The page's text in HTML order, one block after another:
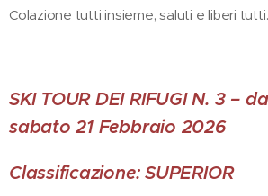
Colazione tutti insieme, saluti e liberi tutti.
SKI TOUR DEI RIFUGI N. 3 –
sabato 21 Febbraio 2026
Classificazione: SUPERIOR